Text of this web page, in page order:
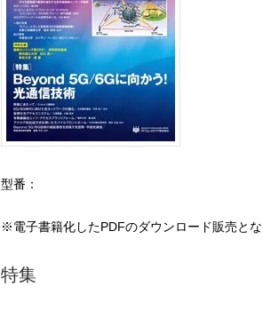
型番：
※電子書籍化したPDFのダウンロード販売とな
特集